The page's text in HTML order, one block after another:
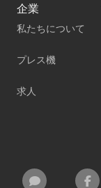
企業
私たちについて
プレス機
求人